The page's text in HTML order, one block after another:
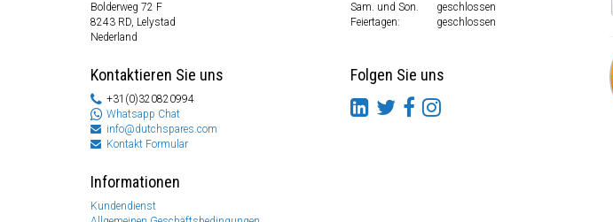
Bolderweg 72 F
8243 RD, Lelystad
Nederland
Kontaktieren Sie uns
+31(0)320820994
Whatsapp Chat
info@dutchspares.com
Kontakt Formular
Informationen
Kundendienst
Sam. und Son.
geschlossen
Feiertagen:
geschlossen
Folgen Sie uns